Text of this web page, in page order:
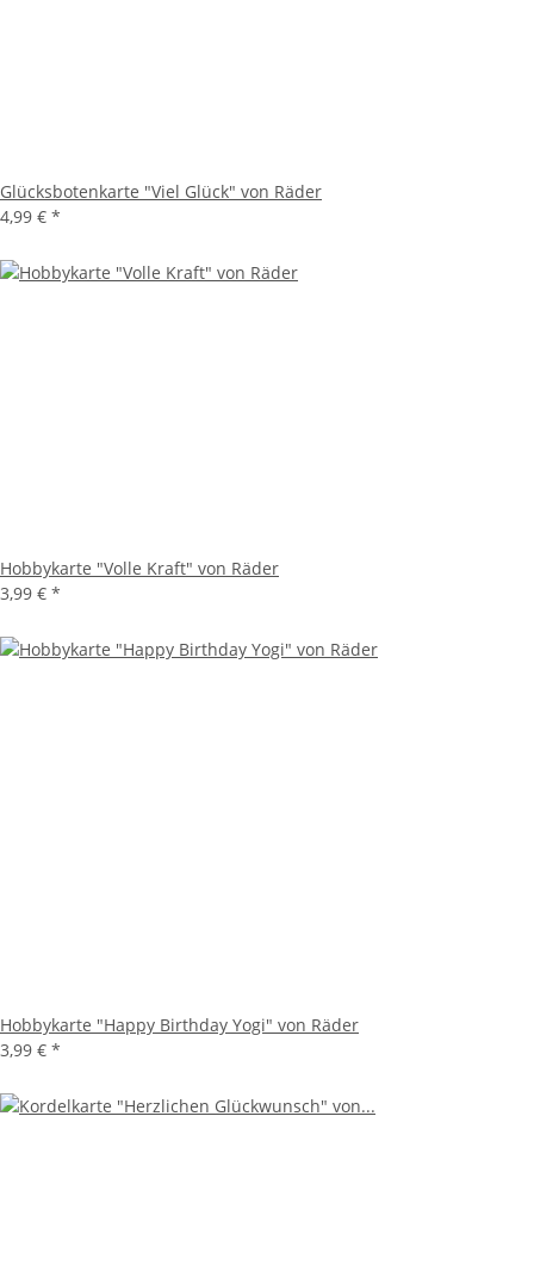
Glücksbotenkarte "Viel Glück" von Räder
4,99 € *
Hobbykarte "Volle Kraft" von Räder
3,99 € *
Hobbykarte "Happy Birthday Yogi" von Räder
3,99 € *